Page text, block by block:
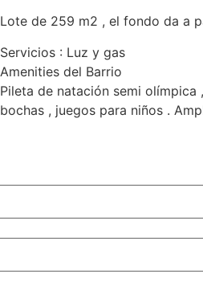
Lote de 259 m2 , el fondo da a
Servicios : Luz y gas
Amenities del Barrio
Pileta de natación semi
bochas , juegos para niños .